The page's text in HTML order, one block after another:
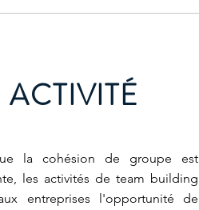
ACTIVITÉ
la cohésion de groupe est
les activités de team building
entreprises l'opportunité de